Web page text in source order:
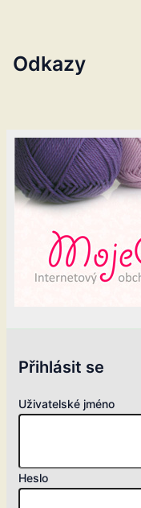
Odkazy
Přihlásit se
Uživatelské jméno
Heslo